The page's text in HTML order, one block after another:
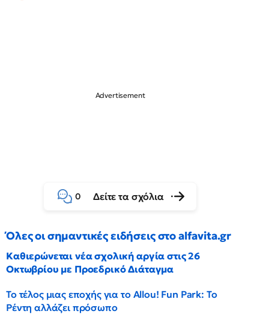
0 Δείτε τα σχόλια
Όλες οι σημαντικές ειδήσεις στο alfavita.gr
Καθιερώνεται νέα σχολική αργία στις 26
Οκτωβρίου με Προεδρικό Διάταγμα
Το τέλος μιας εποχής για το Allou! Fun Park: Το
Ρέντη αλλάζει πρόσωπο